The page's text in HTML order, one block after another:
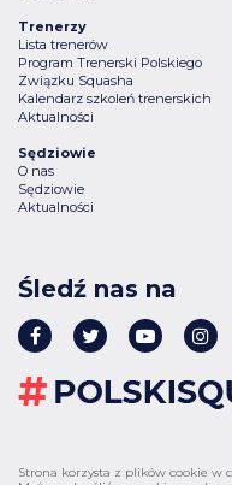
Trenerzy
Lista trenerów
Program Trenerski Polskiego
Związku Squasha
Kalendarz szkoleń trenerskich
Aktualności
Sędziowie
O nas
Sędziowie
Aktualności
Śledź nas na
Strona korzysta z plików cookie w